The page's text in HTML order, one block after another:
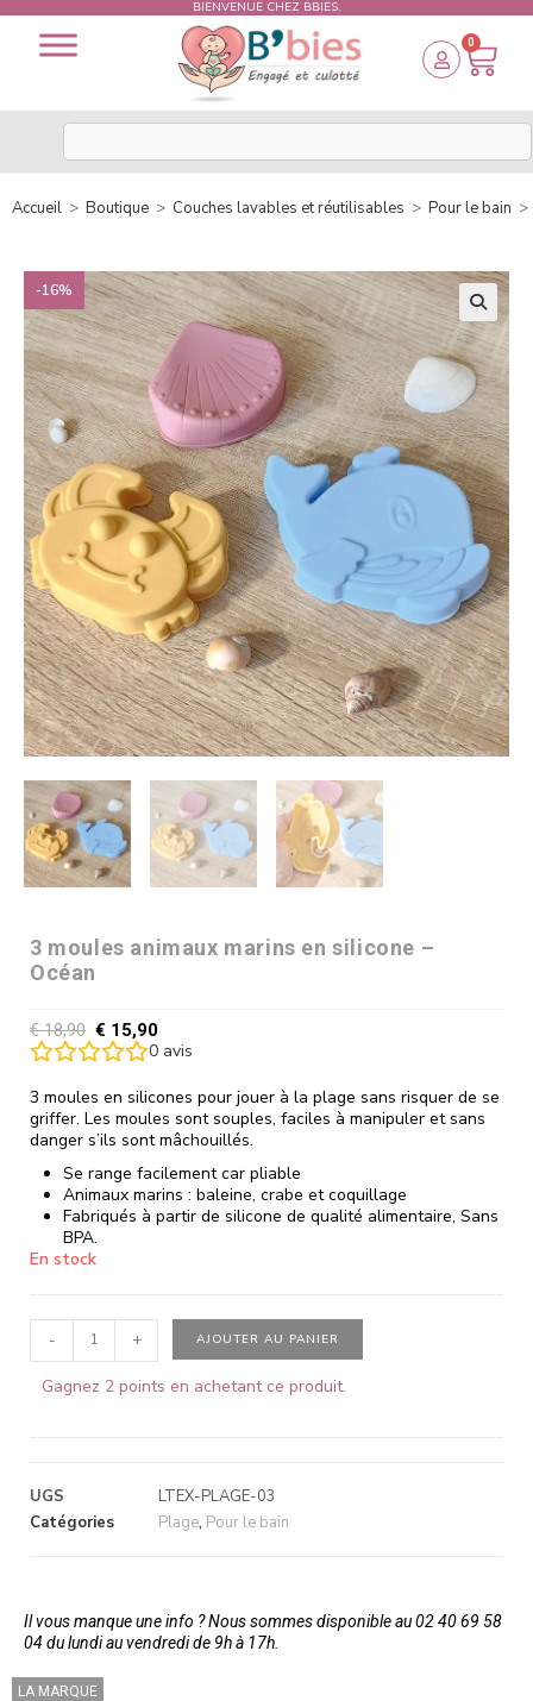
BIENVENUE CHEZ BBIES.
0
Accueil > Boutique > Couches lavables et réutilisables > Pour le bain >
-16%
3 moules animaux marins en silicone –
Océan
€18,90 € 15,90
0 avis
3 moules en silicones pour jouer à la plage sans risquer de se
griffer. Les moules sont souples, faciles à manipuler et sans
danger s’ils sont mâchouillés.
Se range facilement car pliable
Animaux marins : baleine, crabe et coquillage
Fabriqués à partir de silicone de qualité alimentaire, Sans
BPA.
En stock
- + AJOUTER AU PANIER
Gagnez 2 points en achetant ce produit.
UGS
LTEX-PLAGE-03
Catégories
Plage, Pour le bain
Il vous manque une info ? Nous sommes disponible au 02 40 69 58
04 du lundi au vendredi de 9h à 17h.
LA MARQUE